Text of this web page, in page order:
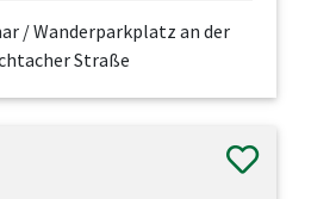
/ Wanderparkplatz an der
Straße